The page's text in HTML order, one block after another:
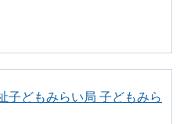
子どもみらい局 子どもみら